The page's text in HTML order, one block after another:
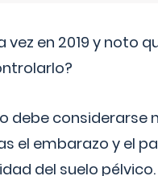
vez en 2019 y noto
debe considerarse
el embarazo y el
del suelo